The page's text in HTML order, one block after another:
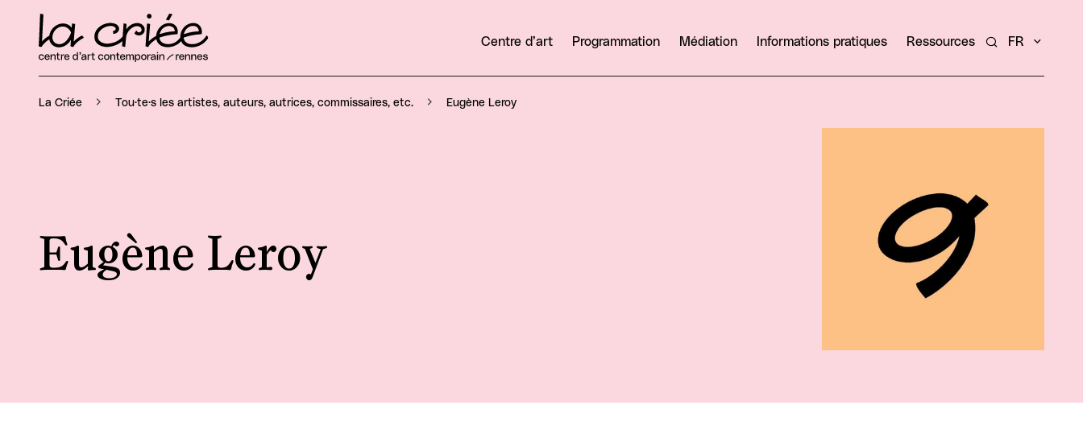
Centre d’art Programmation Médiation Informations pratiques Ressources Rechercher un
FR
La Criée Tou·te·s les artistes, auteurs, autrices, commissaires, etc. Eugène Leroy
Eugène Leroy